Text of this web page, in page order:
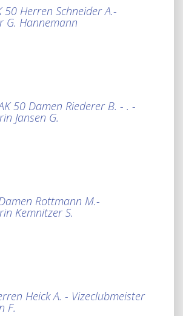
50 Herren Schneider A.-
G. Hannemann
50 Damen Riederer B. - . -
Jansen G.
Rottmann M.-
Kemnitzer S.
Heick A. - Vizeclubmeister
F.